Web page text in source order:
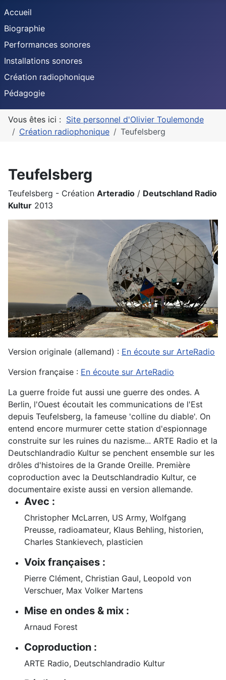
Accueil
Biographie
Performances sonores
Installations sonores
Création radiophonique
Pédagogie
Vous êtes ici : Site personnel d'Olivier Toulemonde
Création radiophonique
Teufelsberg
Teufelsberg
Teufelsberg - Création Arteradio / Deutschland Radio
Kultur 2013
Version originale (allemand) : En écoute sur ArteRadio
Version française : En écoute sur ArteRadio
La guerre froide fut aussi une guerre des ondes. A
Berlin, l'Ouest écoutait les communications de l'Est
depuis Teufelsberg, la fameuse 'colline du diable'. On
entend encore murmurer cette station d'espionnage
construite sur les ruines du nazisme... ARTE Radio et la
Deutschlandradio Kultur se penchent ensemble sur les
drôles d'histoires de la Grande Oreille. Première
coproduction avec la Deutschlandradio Kultur, ce
documentaire existe aussi en version allemande.
Avec :
Christopher McLarren, US Army, Wolfgang
Preusse, radioamateur, Klaus Behling, historien,
Charles Stankievech, plasticien
Voix françaises :
Pierre Clément, Christian Gaul, Leopold von
Verschuer, Max Volker Martens
Mise en ondes & mix :
Arnaud Forest
Coproduction :
ARTE Radio, Deutschlandradio Kultur